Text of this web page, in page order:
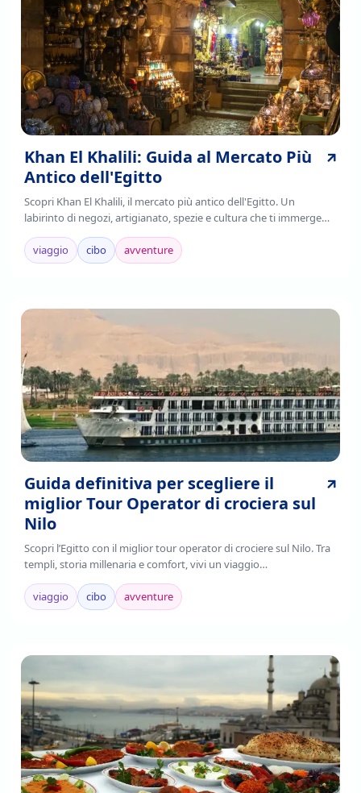
Khan El Khalili: Guida al Mercato Più
Antico dell'Egitto
Scopri Khan El Khalili, il mercato più antico dell'Egitto. Un
labirinto di negozi, artigianato, spezie e cultura che ti immerge
nell'autenticità cairota. Leggi!
viaggio
cibo avventure
Guida definitiva per scegliere il
miglior Tour Operator di crociera sul
Nilo
Scopri l’Egitto con il miglior tour operator di crociere sul Nilo. Tra
templi, storia millenaria e comfort, vivi un viaggio
indimenticabile.Prenota ora!
viaggio
cibo avventure